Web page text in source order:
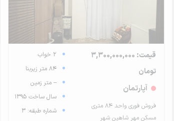
قیمت: 3,300,000,000
تومان
آپارتمان
فروش فوری واحد ۸۴ متری
مسکن مهر شاهین شهر
2 خواب
84 متر زیربنا
-- متر زمین
سال ساخت 1395
شماره طبقه: 3